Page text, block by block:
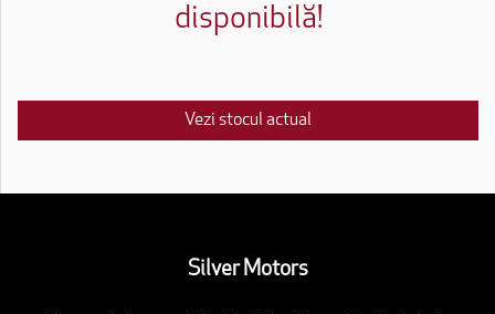
disponibilă!
Vezi stocul actual
Silver Motors